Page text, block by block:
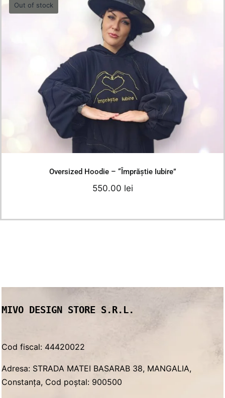
Out of stock
Oversized Hoodie – “Împrăștie Iubire”
550.00lei
Oversized Hoodie – “Împrăștie Iubire”
550.00 lei
MIVO DESIGN STORE S.R.L.
Cod fiscal: 44420022
Adresa: STRADA MATEI BASARAB 38, MANGALIA,
Constanța, Cod poștal: 900500